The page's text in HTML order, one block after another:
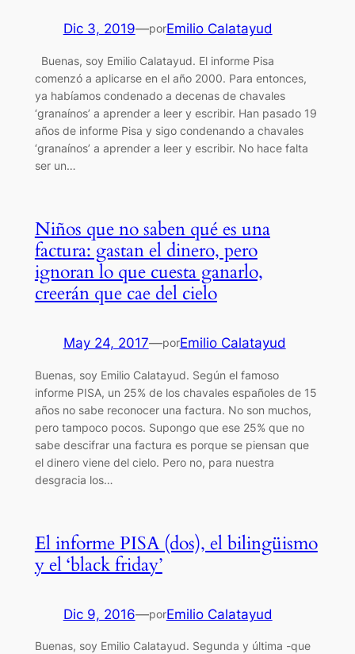
Dic 3, 2019—porEmilio Calatayud
Buenas, soy Emilio Calatayud. El informe Pisa
comenzó a aplicarse en el año 2000. Para entonces,
ya habíamos condenado a decenas de chavales
‘granaínos’ a aprender a leer y escribir. Han pasado 19
años de informe Pisa y sigo condenando a chavales
‘granaínos’ a aprender a leer y escribir. No hace falta
ser un…
Niños que no saben qué es una
factura: gastan el dinero, pero
ignoran lo que cuesta ganarlo,
creerán que cae del cielo
May 24, 2017—porEmilio Calatayud
Buenas, soy Emilio Calatayud. Según el famoso
informe PISA, un 25% de los chavales españoles de 15
años no sabe reconocer una factura. No son muchos,
pero tampoco pocos. Supongo que ese 25% que no
sabe descifrar una factura es porque se piensan que
el dinero viene del cielo. Pero no, para nuestra
desgracia los…
El informe PISA (dos), el bilingüismo
y el ‘black friday’
Dic 9, 2016—porEmilio Calatayud
Buenas, soy Emilio Calatayud. Segunda y última -que